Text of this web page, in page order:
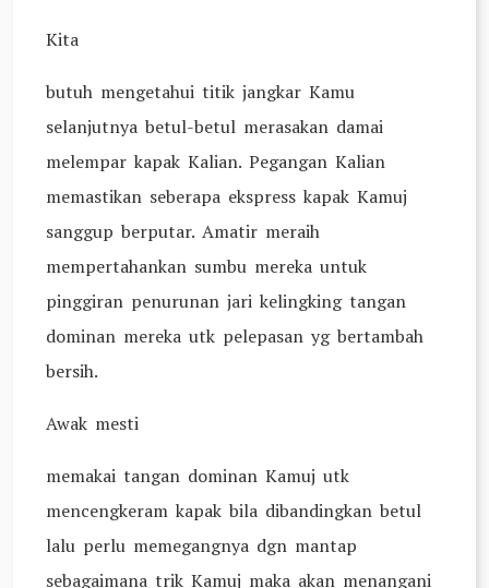
Kita
butuh mengetahui titik jangkar Kamu
selanjutnya betul-betul merasakan damai
melempar kapak Kalian. Pegangan Kalian
memastikan seberapa ekspress kapak Kamuj
sanggup berputar. Amatir meraih
mempertahankan sumbu mereka untuk
pinggiran penurunan jari kelingking tangan
dominan mereka utk pelepasan yg bertambah
bersih.
Awak mesti
memakai tangan dominan Kamuj utk
mencengkeram kapak bila dibandingkan betul
lalu perlu memegangnya dgn mantap
sebagaimana trik Kamuj maka akan menangani